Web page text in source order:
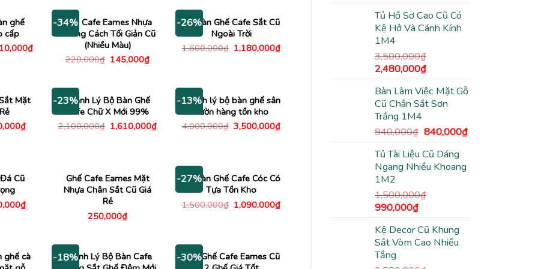
là:
3,500,000₫.
tại
là:
Tủ Hồ Sơ Cao Cũ Có
Kệ Hở Và Cánh Kính
1M4
3,500,000₫
Giá
là:
3,500,000₫.
2,480,000₫Giá
tại
là:
Bàn Làm Việc Mặt Gỗ
Cũ Chân Sắt Sơn
Trắng 1M4
940,000₫ Giá
là:
940,000₫.
840,000₫Giá
Tủ Tài Liệu Cũ Dáng
Ngang Nhiều Khoang
1M2
1,500,000₫
Giá
là:
1,500,000₫.
990,000₫Giá
tại
là:
Kệ Decor Cũ Khung
Sắt Vòm Cao Nhiều
Tầng
ghế
cấp
₫Giá
-34%
Ghế Cafe Eames Nhựa
Phong Cách Tối Giản Cũ
(Nhiều Màu)
220,000₫ Giá
145,000₫Giá
145,000₫.
-26%
Bộ Bàn Ghế Cafe Sắt Cũ
Ngoài Trời
1,600,000₫ Giá
gốc
1,180,000₫Giá
Mặt
₫Giá
-23%Thanh Lý Bộ Bàn Ghế
Cafe Chữ X Mới 99%
2,100,000₫ Giá
gốc
1,610,000₫Giá
-13%
Thanh lý bộ bàn ghế sân
vườn hàng tồn kho
4,000,000₫ Giá
gốc
3,500,000₫Giá
Cũ
₫Giá
Ghế Cafe Eames Mặt
Nhựa Chân Sắt Cũ Giá
Rẻ
250,000₫
-27%
Bộ Bàn Ghế Cafe Cóc Có
Tựa Tồn Kho
1,500,000₫ Giá
gốc
1,090,000₫Giá
ghế cà
-18%
Thanh Lý Bộ Bàn Cafe
-30%
Bàn Ghế Cafe Eames Cũ